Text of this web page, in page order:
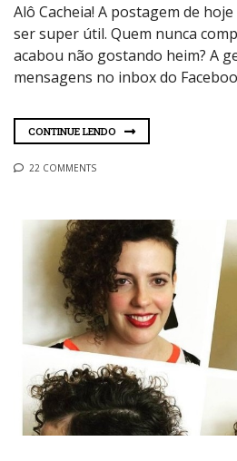
Alô Cacheia! A postagem de
ser super útil. Quem nunca
acabou não gostando heim? A
mensagens no inbox do
CONTINUE LENDO
22 COMMENTS